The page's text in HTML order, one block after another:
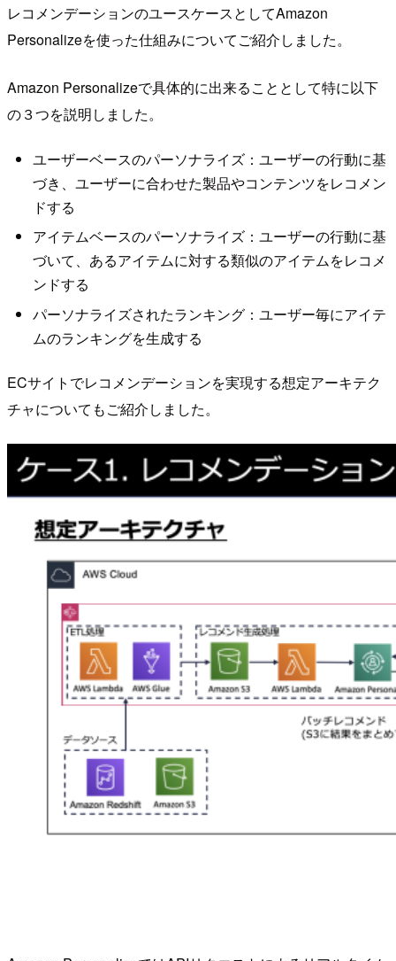
レコメンデーションのユースケースとしてAmazon
Personalizeを使った仕組みについてご紹介しました。
Amazon Personalizeで具体的に出来ることとして特に以下
の３つを説明しました。
ユーザーベースのパーソナライズ：ユーザーの行動に基
づき、ユーザーに合わせた製品やコンテンツをレコメン
ドする
アイテムベースのパーソナライズ：ユーザーの行動に基
づいて、あるアイテムに対する類似のアイテムをレコメ
ンドする
パーソナライズされたランキング：ユーザー毎にアイテ
ムのランキングを生成する
ECサイトでレコメンデーションを実現する想定アーキテク
チャについてもご紹介しました。